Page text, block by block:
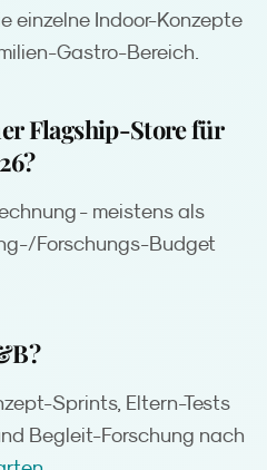
einzelne Indoor-Konzepte
Gastro-Bereich.
Flagship-Store für
- meistens als
Forschungs-Budget
Sprints, Eltern-Tests
Begleit-Forschung nach